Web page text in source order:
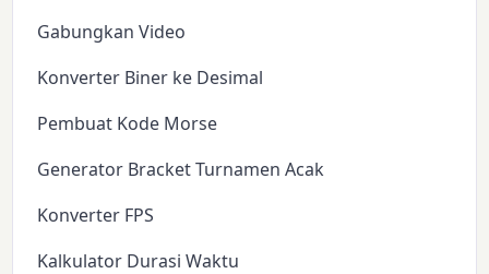
Gabungkan Video
Konverter Biner ke Desimal
Pembuat Kode Morse
Generator Bracket Turnamen Acak
Konverter FPS
Kalkulator Durasi Waktu